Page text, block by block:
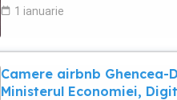
1 ianuarie
Camere airbnb
Ministerul Economiei,